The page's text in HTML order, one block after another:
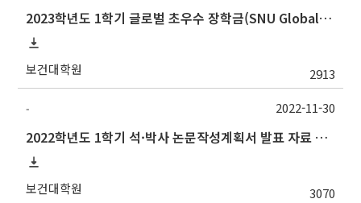
2023학년도 1학기 글로벌 초우수 장학금(SNU Global Scholarship, GS) 신청 안내(12/12수정)
보건대학원 2913
-
2022학년도 1학기 석·박사 논문작성계획서 발표 자료 제출 및 발표 시간 안내
보건대학원 3070
2022-11-30